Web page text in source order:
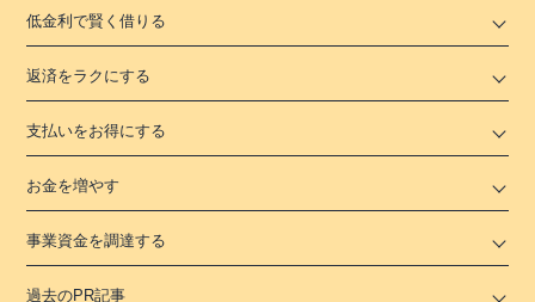
低金利で賢く借りる
返済をラクにする
支払いをお得にする
お金を増やす
事業資金を調達する
過去のPR記事